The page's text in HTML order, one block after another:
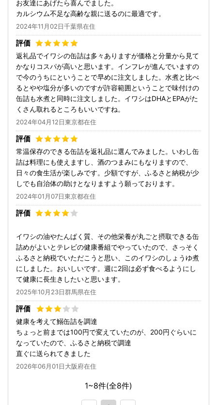
お友達にあげたら喜んでました。
カルシウム不足な高齢な親に送るのに最適です。
2024年11月02日千葉県在住
返礼品でイワシの缶詰は多々ありますが価格と分量から見て
かなりコスパが高いと思います。インフレが進んでいますの
で今のうちにということで早めに注文しました。水煮と比べ
るとやや塩分が多いのですが許容範囲ということで味付けの
缶詰も水煮と同時に注文しました。イワシはDHAとEPAがた
くさん取れるところもいいですね。
2024年04月12日東京都在住
常温保存のできる缶詰を返礼品に選んでみました。いわし缶
詰は料理にも使えますし、酒のつまみにもなりますので、
日々の食生活が楽しみです。少額ですが、ふるさと納税が少
しでも自治体の助けとなりますよう願っております。
2024年01月07日東京都在住
イワシの油やたんぱく質、その他栄養が丸ごと摂取できる缶
詰めがよいとテレビの健康番組でやっていたので、さっそく
ふるさと納税でいただこうと思い、このイワシのしょうゆ煮
にしました。おいしいです。週に2回は必ず食べるようにし
て健康に長生きしたいと思います。
2025年10月23日群馬県在住
健康を考えて鰯缶詰を調達
ちょっと前までは100円で変えていたのが、200円ぐらいに
なっていたので、ふるさと納税で調達
直ぐに送られてきました
2026年06月01日大阪府在住
1~8件(全8件)